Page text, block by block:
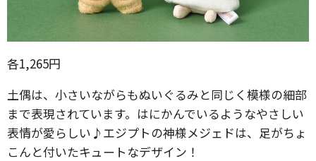
各1,265円
土偶は、小さいながらもぬいぐるみと同じく模様の細部
まで表現されています。はにかんでいるようなやさしい
表情が愛らしい♪エジプトの神様メジェドは、足がちょ
こんと付いたキュートなデザイン！